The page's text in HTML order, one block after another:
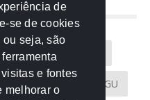
AMM
MT CGU
de
se de cookies
ou seja, são
e fontes
melhorar o